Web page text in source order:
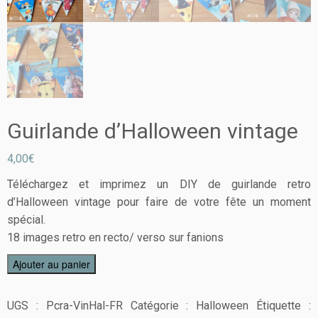
Guirlande d’Halloween vintage
4,00€
Téléchargez et imprimez un DIY de guirlande retro
d’Halloween vintage pour faire de votre fête un moment
spécial.
18 images retro en recto/ verso sur fanions
Ajouter au panier
UGS : Pcra-VinHal-FR Catégorie : Halloween
Étiquette :